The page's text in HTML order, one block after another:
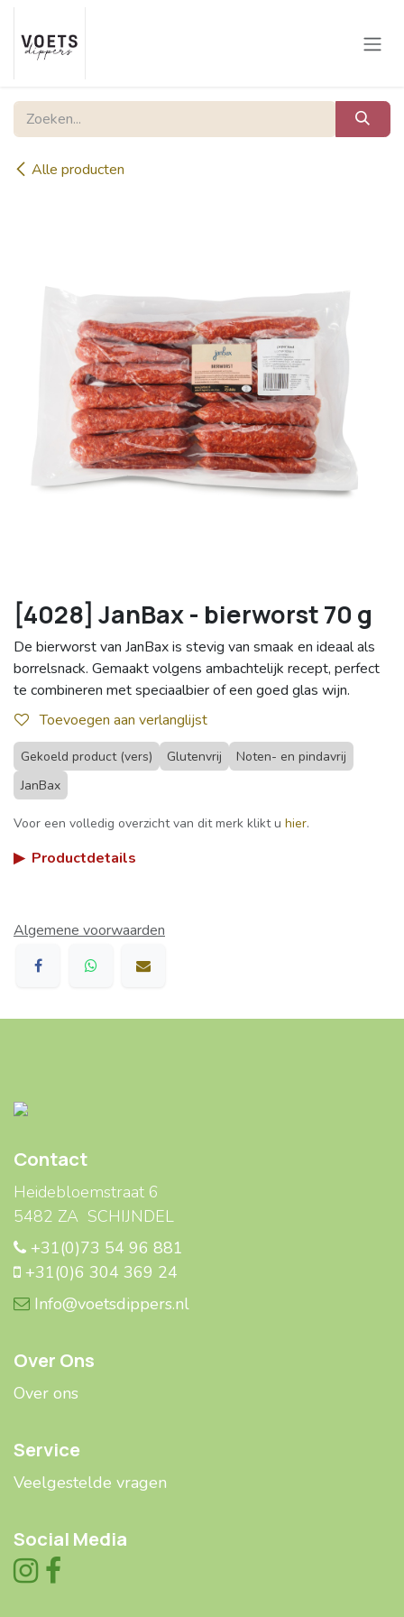
Overslaan naar inhoud
Alle producten
[4028] JanBax - bierworst 70 g
De bierworst van JanBax is stevig van smaak en ideaal als
borrelsnack. Gemaakt volgens ambachtelijk recept, perfect
te combineren met speciaalbier of een goed glas wijn.
Toevoegen aan verlanglijst
Gekoeld product (vers) Glutenvrij
Noten- en pindavrij
JanBax
Voor een volledig overzicht van dit merk klikt u hier.
▶ Productdetails
Algemene voorwaarden
Contact
Heidebloemstraat 6
5482 ZA SCHIJNDEL
+31(0)73 54 96 881
+31(0)6 304 369 24
Info@voetsdippers.nl
Over Ons
Over ons
Service
Veelgestelde ​​vragen
Social Media